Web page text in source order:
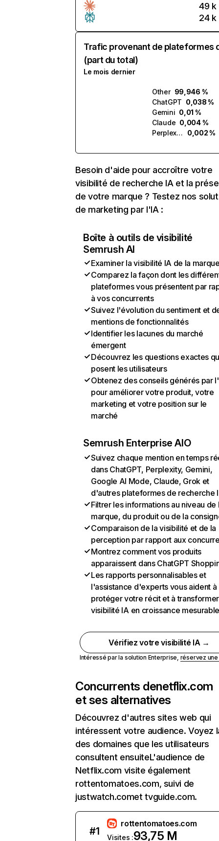
49 k
24 k
Trafic provenant de plateformes
(part du total)
Le mois dernier
Other 99,946 %
ChatGPT 0,038 %
Gemini 0,01 %
Claude 0,004 %
Perplexity
0,002 %
Besoin d'aide pour accroître votre
visibilité de recherche IA et la
de votre marque ? Testez nos
de marketing par l'IA :
Boîte à outils de visibilité
Semrush AI
Examiner la visibilité IA de la
Comparez la façon dont les
plateformes vous présentent par
à vos concurrents
Suivez l'évolution du sentiment et
mentions de fonctionnalités
Identifier les lacunes du marché
émergent
Découvrez les questions exactes
posent les utilisateurs
Obtenez des conseils générés par
pour améliorer votre produit, votre
marketing et votre position sur le
marché
Semrush Enterprise AIO
Suivez chaque mention en temps
dans ChatGPT, Perplexity, Gemini,
Google AI Mode, Claude, Grok et
d'autres plateformes de recherche
Filtrer les informations au niveau de
marque, du produit ou de la
Comparaison de la visibilité et de la
perception par rapport aux
Montrez comment vos produits
apparaissent dans ChatGPT
Les rapports personnalisables et
l'assistance d'experts vous aident à
protéger votre récit et à
visibilité IA en croissance
Vérifiez votre visibilité IA →
Intéressé par la solution Enterprise, réservez
Concurrents denetflix.com
et ses alternatives
Découvrez d'autres sites web qui
intéressent votre audience. Voyez
des domaines que les utilisateurs
consultent ensuiteL'audience de
Netflix.com visite également
rottentomatoes.com, suivi de
justwatch.comet tvguide.com.
#1
rottentomatoes.com
Visites :93,75 M